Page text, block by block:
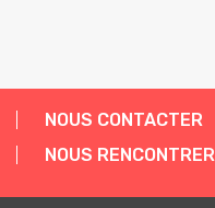
NOUS CONTACTER
NOUS RENCONTRER